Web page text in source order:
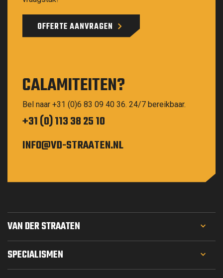
OFFERTE AANVRAGEN
CALAMITEITEN?
Bel naar +31 (0)6 83 09 40 36. 24/7 bereikbaar.
+31 (0) 113 38 25 10
INFO@VD-STRAATEN.NL
VAN DER STRAATEN
PROJECTEN
SPECIALISMEN